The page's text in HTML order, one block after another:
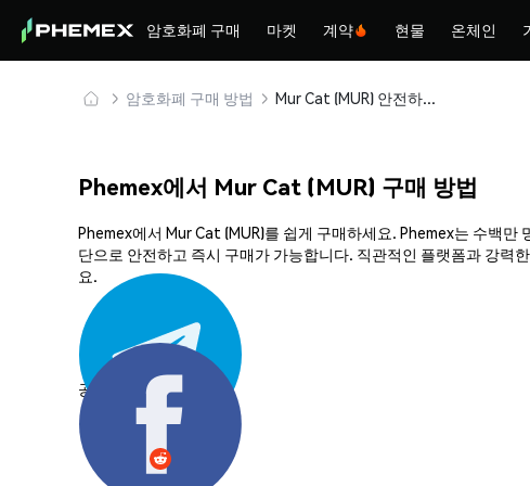
암호화폐 구매 마켓 계약 현물 온체인
암호화폐 구매 방법 Mur Cat (MUR) 안전하게 구매 및 보관
Phemex에서 Mur Cat (MUR) 구매 방법
Phemex에서 Mur Cat (MUR)를 쉽게 구매하세요. Phemex는 수백
단으로 안전하고 즉시 구매가 가능합니다. 직관적인 플랫폼과 강력
요.
공유하기: